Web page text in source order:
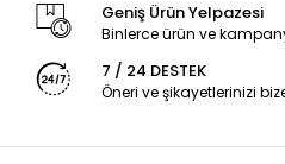
Geniş Ürün Yelpazesi
Binlerce ürün ve
7 / 24 DESTEK
Öneri ve şikayetlerinizi